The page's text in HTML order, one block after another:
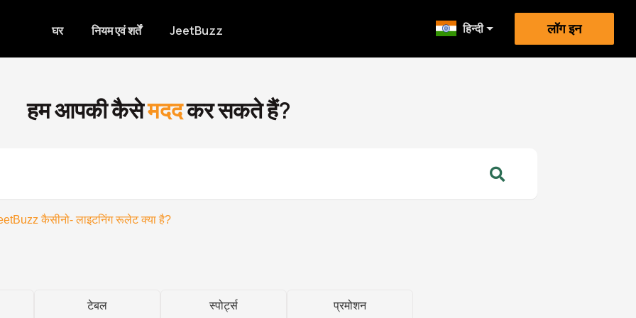
घर नियम एवं शर्तें JeetBuzz हिन्दी लॉग इन
हम आपकी कैसेमददकर सकते हैं?
कैसीनो- लाइटनिंग रूलेट क्या है?
टेबल स्पोर्ट्स प्रमोशन